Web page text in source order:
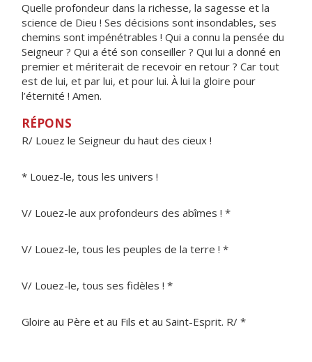
Quelle profondeur dans la richesse, la sagesse et la
science de Dieu ! Ses décisions sont insondables, ses
chemins sont impénétrables ! Qui a connu la pensée du
Seigneur ? Qui a été son conseiller ? Qui lui a donné en
premier et mériterait de recevoir en retour ? Car tout
est de lui, et par lui, et pour lui. À lui la gloire pour
l’éternité ! Amen.
RÉPONS
R/ Louez le Seigneur du haut des cieux !
* Louez-le, tous les univers !
V/ Louez-le aux profondeurs des abîmes ! *
V/ Louez-le, tous les peuples de la terre ! *
V/ Louez-le, tous ses fidèles ! *
Gloire au Père et au Fils et au Saint-Esprit. R/ *